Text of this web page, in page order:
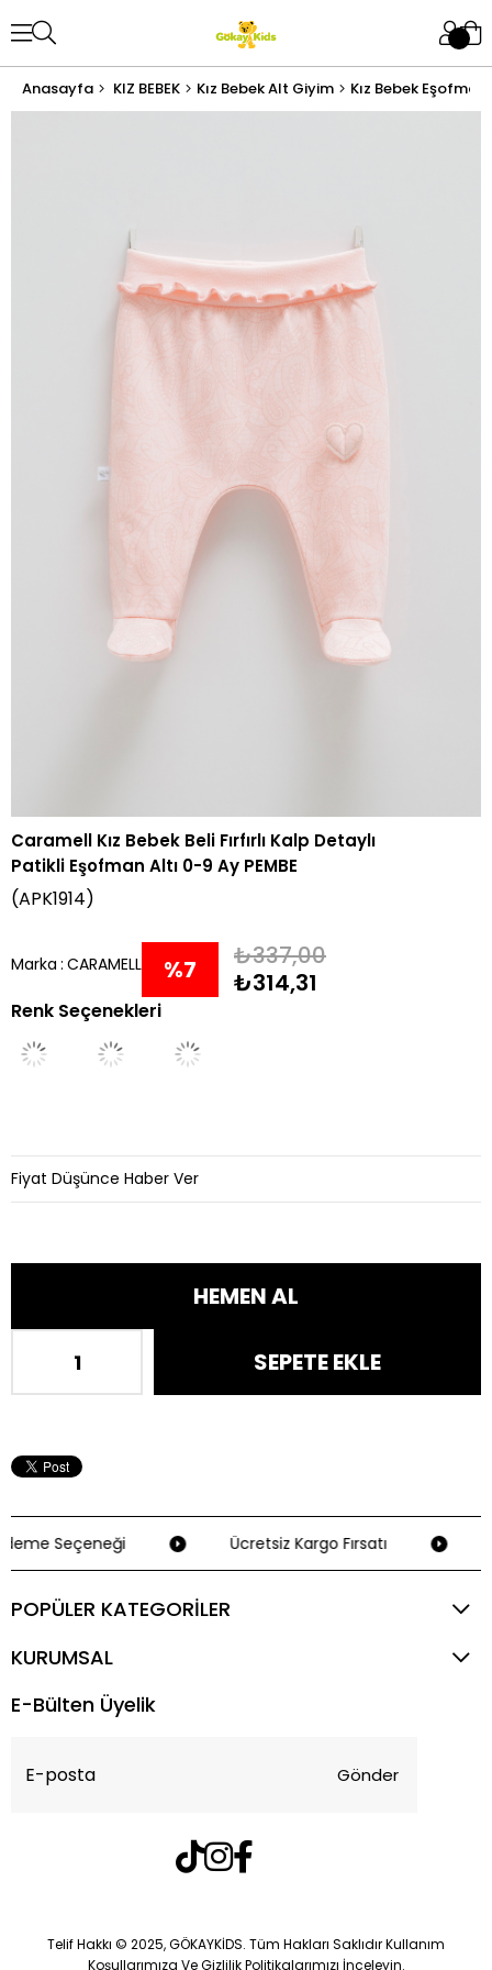
Anasayfa KIZ BEBEK Kız Bebek Alt Giyim Kız Bebek Eşofman
Caramell Kız Bebek Beli Fırfırlı Kalp Detaylı
Patikli Eşofman Altı 0-9 Ay PEMBE
(APK1914)
Marka : CARAMELL %7
İndirim
₺337,00
₺314,31
Renk Seçenekleri
Fiyat Düşünce Haber Ver
Seçeneği Ücretsiz Kargo Fırsatı
POPÜLER KATEGORİLER
KURUMSAL
E-Bülten Üyelik
Gönder
Telif Hakkı © 2025, GÖKAYKİDS. Tüm Hakları Saklıdır Kullanım
Koşullarımıza Ve Gizlilik Politikalarımızı İnceleyin.